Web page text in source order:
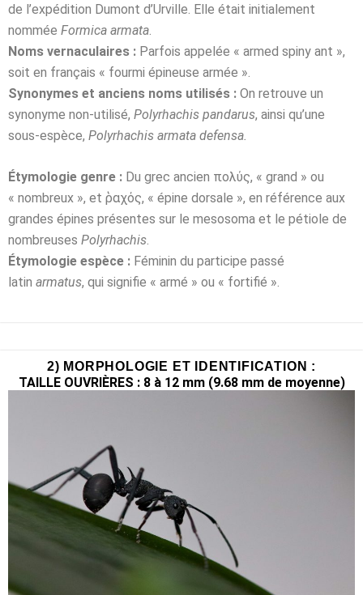
de l’expédition Dumont d’Urville. Elle était initialement
nommée Formica armata
Noms vernaculaires : Parfois appelée « armed spiny ant »,
soit en français « fourmi épineuse armée ».
Synonymes et anciens noms utilisés : On retrouve un
synonyme non-utilisé, Polyrhachis pandarus, ainsi qu’une
sous-espèce, Polyrhachis armata defensa.
Étymologie genre : Du grec ancien πολύς, « grand » ou
« nombreux », et ῥαχός, « épine dorsale », en référence aux
grandes épines présentes sur le mesosoma et le pétiole de
nombreuses Polyrhachis.
Étymologie espèce : Féminin du participe passé
latin armatus, qui signifie « armé » ou « fortifié ».
2) MORPHOLOGIE ET IDENTIFICATION :
TAILLE OUVRIÈRES : 8 à 12 mm (9.68 mm de moyenne)